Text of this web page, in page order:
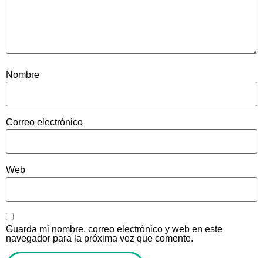
Nombre
Correo electrónico
Web
Guarda mi nombre, correo electrónico y web en este
navegador para la próxima vez que comente.